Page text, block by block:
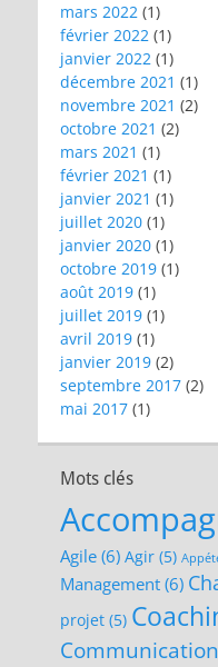
mars 2022 (1)
février 2022 (1)
janvier 2022 (1)
décembre 2021 (1)
novembre 2021 (2)
octobre 2021 (2)
mars 2021 (1)
février 2021 (1)
janvier 2021 (1)
juillet 2020 (1)
janvier 2020 (1)
octobre 2019 (1)
août 2019 (1)
juillet 2019 (1)
avril 2019 (1)
janvier 2019 (2)
septembre 2017 (2)
mai 2017 (1)
Mots clés
Agile (6) Agir (5)
Management (6)
projet (5)
Communication